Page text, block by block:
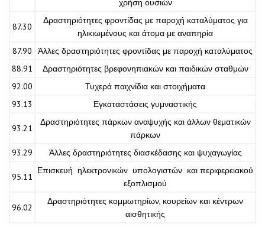
χρήση ουσιών
87.30
Δραστηριότητες φροντίδας με παροχή καταλύματος για
ηλικιωμένους και άτομα με αναπηρία
87.90
Άλλες δραστηριότητες φροντίδας με παροχή καταλύματος
88.91
Δραστηριότητες βρεφονηπιακών και παιδικών σταθμών
92.00
Τυχερά παιχνίδια και στοιχήματα
93.13
Εγκαταστάσεις γυμναστικής
93.21
Δραστηριότητες πάρκων αναψυχής και άλλων θεματικών
πάρκων
93.29
Άλλες δραστηριότητες διασκέδασης και ψυχαγωγίας
95.11
Επισκευή ηλεκτρονικών υπολογιστών και περιφερειακού
εξοπλισμού
96.02
Δραστηριότητες κομμωτηρίων, κουρείων και κέντρων
αισθητικής